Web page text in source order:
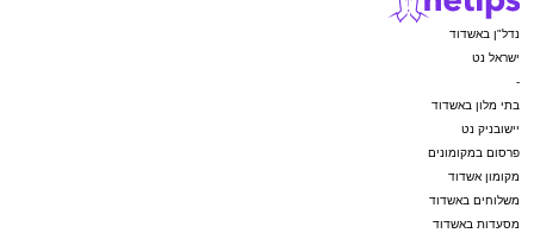
נדל"ן באשדוד
ישראל נט
-
בתי מלון באשדוד
יישובניק נט
פרסום במקומונים
מקומון אשדוד
משלוחים באשדוד
מסעדות באשדוד